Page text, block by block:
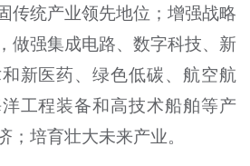
传统产业领先地位；增强战略
做强集成电路、数字科技、新
新医药、绿色低碳、航空航
工程装备和高技术船舶等产
；培育壮大未来产业。